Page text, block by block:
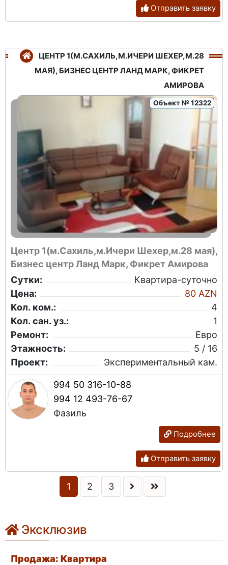
Отправить заявку
ЦЕНТР 1(М.САХИЛЬ,М.ИЧЕРИ ШЕХЕР,М.28
МАЯ), БИЗНЕС ЦЕНТР ЛАНД МАРК, ФИКРЕТ
АМИРОВА
Объект № 12322
Центр 1(м.Сахиль,м.Ичери Шехер,м.28 мая),
Бизнес центр Ланд Марк, Фикрет Амирова
Сутки:
Квартира-суточно
Цена:
80 AZN
Кол. ком.:
4
Кол. сан. уз.:
1
Ремонт:
Евро
Этажность:
5 / 16
Проект:
Экспериментальный кам.
994 50 316-10-88
994 12 493-76-67
Фазиль
Подробнее
Отправить заявку
1 2 3
Эксклюзив
Продажа: Квартира